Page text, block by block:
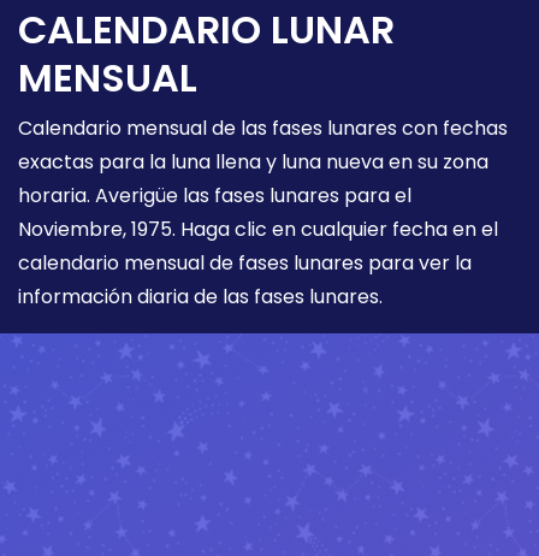
CALENDARIO LUNAR
MENSUAL
Calendario mensual de las fases lunares con fechas
exactas para la luna llena y luna nueva en su zona
horaria. Averigüe las fases lunares para el
Noviembre, 1975. Haga clic en cualquier fecha en el
calendario mensual de fases lunares para ver la
información diaria de las fases lunares.